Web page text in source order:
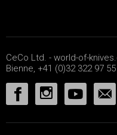
CeCo Ltd. - world-of-
Bienne, +41 (0)32 322 97 55